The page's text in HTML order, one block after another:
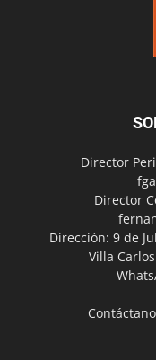
Director
Director
Dirección: 9 de
Villa